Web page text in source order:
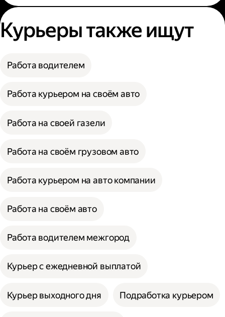
Курьеры также ищут
Работа водителем
Работа курьером на своём авто
Работа на своей газели
Работа на своём грузовом авто
Работа курьером на авто компании
Работа на своём авто
Работа водителем межгород
Курьер с ежедневной выплатой
Курьер выходного дня Подработка курьером